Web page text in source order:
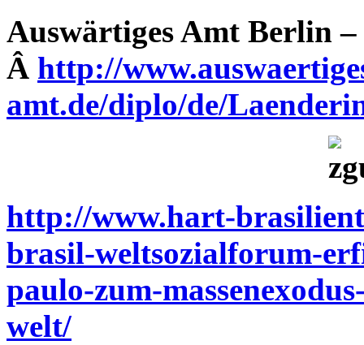
Auswärtiges Amt Berlin
Â http://
amt.de/diplo/de/
http://www.hart-
brasil-weltsozialforum-
paulo-zum-
welt/